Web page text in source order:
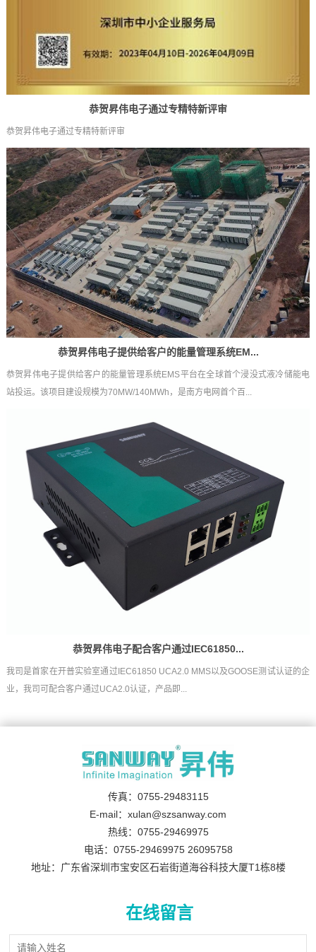
恭贺昇伟电子通过专精特新评审
恭贺昇伟电子通过专精特新评审
恭贺昇伟电子提供给客户的能量管理系统EM...
恭贺昇伟电子提供给客户的能量管理系统EMS平台在全球首个浸没式液冷储能电
站投运。该项目建设规模为70MW/140MWh，是南方电网首个百...
恭贺昇伟电子配合客户通过IEC61850...
我司是首家在开普实验室通过IEC61850 UCA2.0 MMS以及GOOSE测试认证的企
业，我司可配合客户通过UCA2.0认证，产品即...
传真：0755-29483115
E-mail：xulan@szsanway.com
热线：0755-29469975
电话：0755-29469975 26095758
地址：广东省深圳市宝安区石岩街道海谷科技大厦T1栋8楼
在线留言